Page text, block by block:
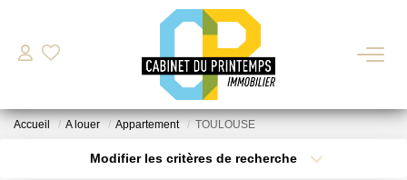
VENTE
Accueil A louer Appartement TOULOUSE
Modifier les critères de recherche